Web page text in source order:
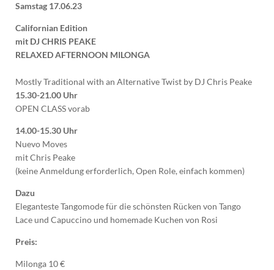
Samstag 17.06.23
Californian Edition
mit DJ CHRIS PEAKE
RELAXED AFTERNOON MILONGA
Mostly Traditional with an Alternative Twist by DJ Chris Peake
15.30-21.00 Uhr
OPEN CLASS vorab
14.00-15.30 Uhr
Nuevo Moves
mit Chris Peake
(keine Anmeldung erforderlich, Open Role, einfach kommen)
Dazu
Eleganteste Tangomode für die schönsten Rücken von Tango
Lace und Capuccino und homemade Kuchen von Rosi
Preis:
Milonga 10 €